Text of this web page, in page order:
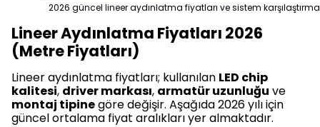
2026 güncel lineer aydınlatma fiyatları ve sistem
Lineer Aydınlatma Fiyatları 2026
(Metre Fiyatları)
Lineer aydınlatma fiyatları; kullanılan LED chip
kalitesi, driver markası, armatür uzunluğu ve
montaj tipinegöre değişir. Aşağıda 2026 yılı için
güncel ortalama fiyat aralıkları yer almaktadır.